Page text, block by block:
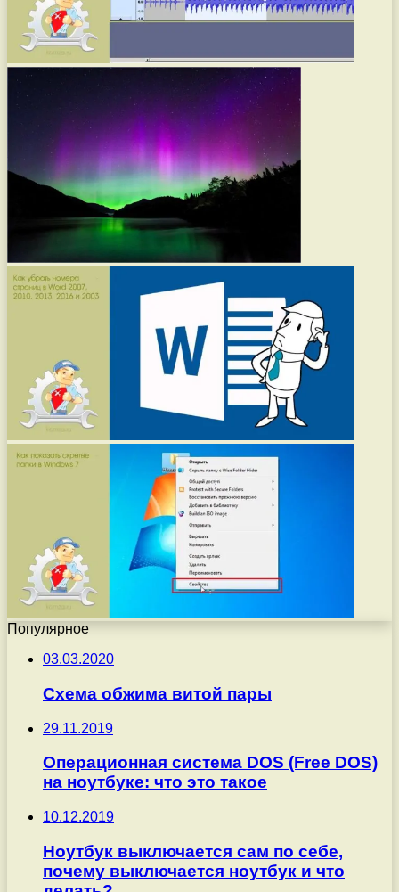
Популярное
03.03.2020
Схема обжима витой пары
29.11.2019
Операционная система DOS (Free DOS)
на ноутбуке: что это такое
10.12.2019
Ноутбук выключается сам по себе,
почему выключается ноутбук и что